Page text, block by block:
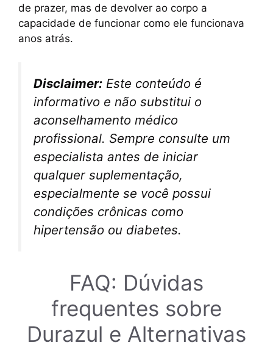
de prazer, mas de devolver ao corpo a
capacidade de funcionar como ele funcionava
anos atrás.
Disclaimer: Este conteúdo é
informativo e não substitui o
aconselhamento médico
profissional. Sempre consulte um
especialista antes de iniciar
qualquer suplementação,
especialmente se você possui
condições crônicas como
hipertensão ou diabetes.
FAQ: Dúvidas
frequentes sobre
Durazul e Alternativas